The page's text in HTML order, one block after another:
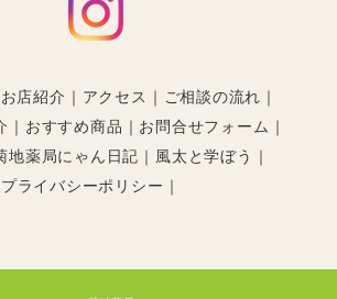
お店紹介 アクセス
ご相談の流れ
おすすめ商品
お問合せフォーム
地薬局にゃん日記
風太と学ぼう
プライバシーポリシー